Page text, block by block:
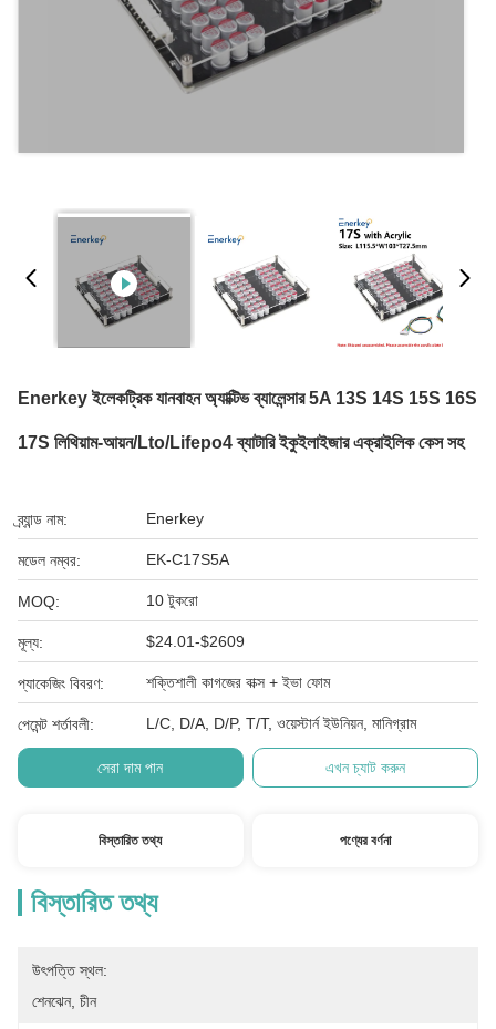
Enerkey ইলেকট্রিক যানবাহন অ্যাক্টিভ ব্যালেন্সার 5A 13S 14S 15S 16S
17S লিথিয়াম-আয়ন/Lto/Lifepo4 ব্যাটারি ইকুইলাইজার এক্রাইলিক কেস সহ
ব্র্যান্ড নাম: Enerkey
মডেল নম্বর: EK-C17S5A
MOQ: 10 টুকরো
মূল্য: $24.01-$2609
প্যাকেজিং বিবরণ: শক্তিশালী কাগজের বাক্স + ইভা ফোম
পেমেন্ট শর্তাবলী: L/C, D/A, D/P, T/T, ওয়েস্টার্ন ইউনিয়ন, মানিগ্রাম
সেরা দাম পান এখন চ্যাট করুন
বিস্তারিত তথ্য পণ্যের বর্ণনা
বিস্তারিত তথ্য
উৎপত্তি স্থল:
শেনঝেন, চীন